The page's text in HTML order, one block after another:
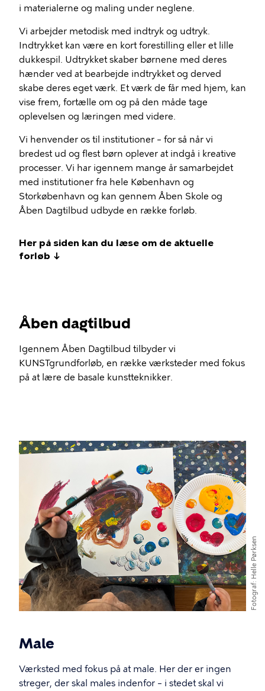
i materialerne og maling under neglene.
Vi arbejder metodisk med indtryk og udtryk.
Indtrykket kan være en kort forestilling eller et lille
dukkespil. Udtrykket skaber børnene med deres
hænder ved at bearbejde indtrykket og derved
skabe deres eget værk. Et værk de får med hjem, kan
vise frem, fortælle om og på den måde tage
oplevelsen og læringen med videre.
Vi henvender os til institutioner – for så når vi
bredest ud og flest børn oplever at indgå i kreative
processer. Vi har igennem mange år samarbejdet
med institutioner fra hele København og
Storkøbenhavn og kan gennem Åben Skole og
Åben Dagtilbud udbyde en række forløb.
Her på siden kan du læse om de aktuelle
forløb ↓
Åben dagtilbud
Igennem Åben Dagtilbud tilbyder vi
KUNSTgrundforløb, en række værksteder med fokus
på at lære de basale kunstteknikker.
Billede
Fotograf
Helle Pørksen
Male
Værksted med fokus på at male. Her der er ingen
streger, der skal males indenfor – i stedet skal vi